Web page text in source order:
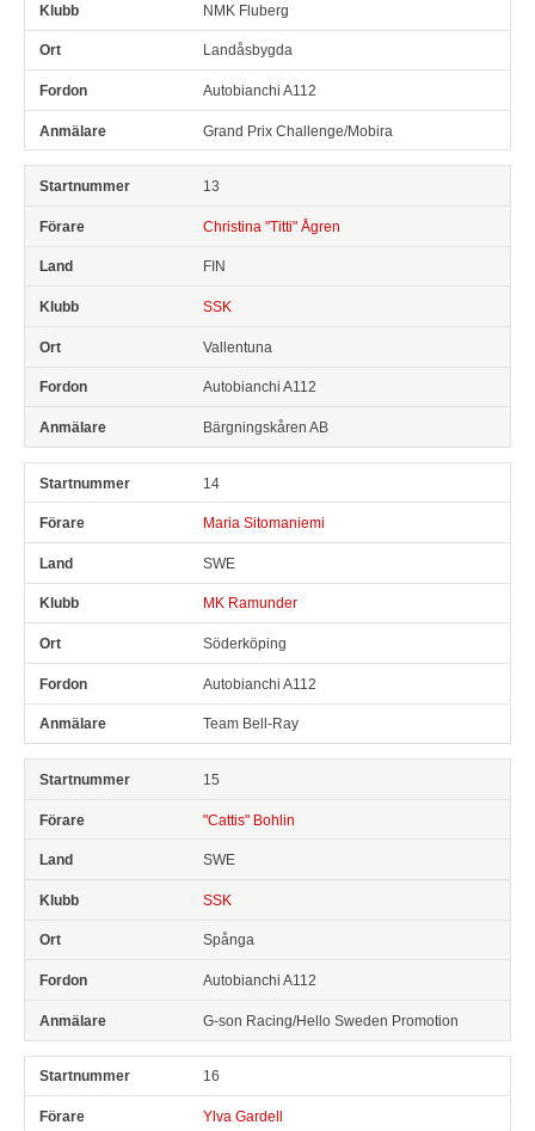
NMK Fluberg
Landåsbygda
Autobianchi A112
Grand Prix Challenge/Mobira
13
Christina "Titti" Ågren
FIN
SSK
Vallentuna
Autobianchi A112
Bärgningskåren AB
14
Maria Sitomaniemi
SWE
MK Ramunder
Söderköping
Autobianchi A112
Team Bell-Ray
15
"Cattis" Bohlin
SWE
SSK
Spånga
Autobianchi A112
G-son Racing/Hello Sweden Promotion
16
Ylva Gardell